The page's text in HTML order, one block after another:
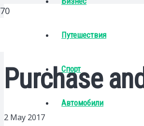
Путешествия
Спорт
Автомобили
Purchase and
2 May 2017